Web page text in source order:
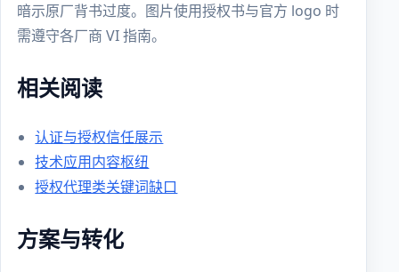
暗示原厂背书过度。图片使用授权书与官方 logo 时
需遵守各厂商 VI 指南。
相关阅读
认证与授权信任展示
技术应用内容枢纽
授权代理类关键词缺口
方案与转化